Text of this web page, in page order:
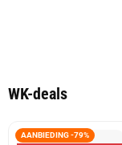
WK-deals
AANBIEDING -79%